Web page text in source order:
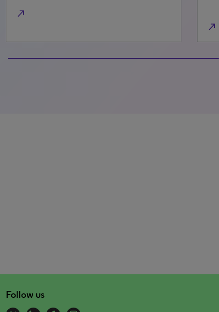
north_east
north_east
Follow us